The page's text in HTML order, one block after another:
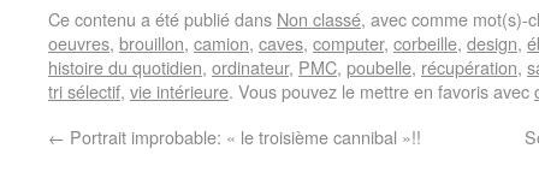
Ce contenu a été publié dans Non classé, avec comme mot(s)-
oeuvres, brouillon, camion, caves, computer, corbeille, design,
histoire du quotidien, ordinateur, PMC, poubelle, récupération,
tri sélectif, vie intérieure. Vous pouvez le mettre en favoris avec
← Portrait improbable: « le troisième cannibal »!!